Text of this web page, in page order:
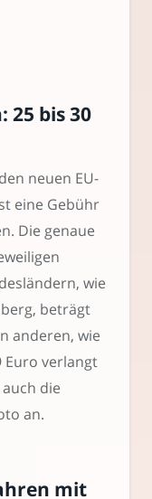
25 bis 30
neuen EU-
eine Gebühr
Die genaue
wie
beträgt
anderen, wie
Euro verlangt
die
an.
mit